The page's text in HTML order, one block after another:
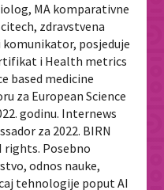
MA komparativne
zdravstvena
posjeduje
i Health metrics
based medicine
za European Science
godinu. Internews
za 2022. BIRN
Posebno
odnos nauke,
tehnologije poput AI